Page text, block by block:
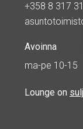
+358 8 317
Avoinna
ma-pe 10-15
Lounge on